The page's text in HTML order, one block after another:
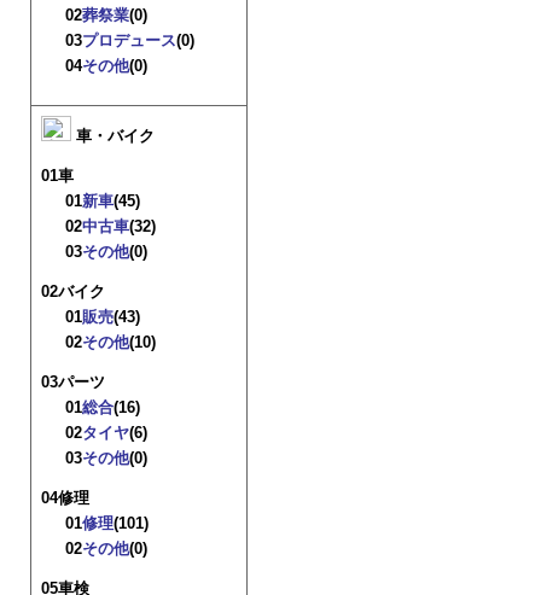
02葬祭業(0)
03プロデュース(0)
04その他(0)
車・バイク
01車
01新車(45)
02中古車(32)
03その他(0)
02バイク
01販売(43)
02その他(10)
03パーツ
01総合(16)
02タイヤ(6)
03その他(0)
04修理
01修理(101)
02その他(0)
05車検